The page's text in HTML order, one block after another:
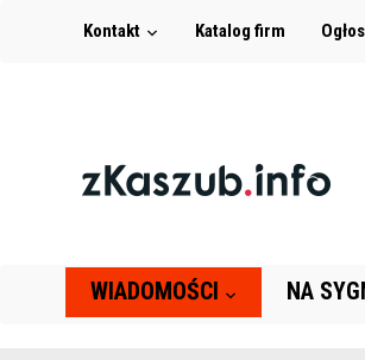
Kontakt Katalog firm
WIADOMOŚCI NA